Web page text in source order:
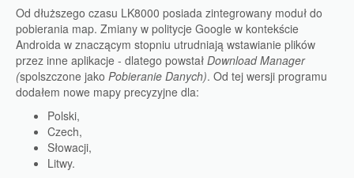
Od dłuższego czasu LK8000 posiada zintegrowany moduł do
pobierania map. Zmiany w politycje Google w kontekście
Androida w znaczącym stopniu utrudniają wstawianie plików
przez inne aplikacje - dlatego powstał Download Manager
(spolszczone jako Pobieranie Danych). Od tej wersji programu
dodałem nowe mapy precyzyjne dla:
Polski,
Czech,
Słowacji,
Litwy.